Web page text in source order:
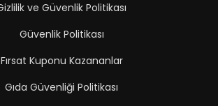
ve Güvenlik Politikası
Güvenlik Politikası
Fırsat Kuponu Kazananlar
Gıda Güvenliği Politikası